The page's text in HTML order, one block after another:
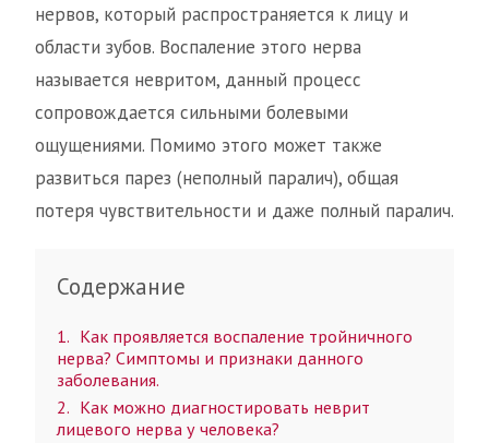
нервов, который распространяется к лицу и
области зубов. Воспаление этого нерва
называется невритом, данный процесс
сопровождается сильными болевыми
ощущениями. Помимо этого может также
развиться парез (неполный паралич), общая
потеря чувствительности и даже полный паралич.
Содержание
1
Как проявляется воспаление тройничного
нерва? Симптомы и признаки данного
заболевания.
2
Как можно диагностировать неврит
лицевого нерва у человека?